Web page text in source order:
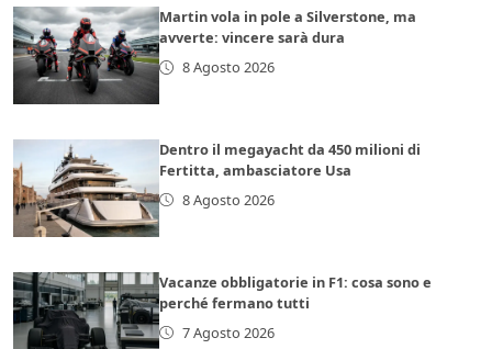
Martin vola in pole a Silverstone, ma
avverte: vincere sarà dura
8 Agosto 2026
Dentro il megayacht da 450 milioni di
Fertitta, ambasciatore Usa
8 Agosto 2026
Vacanze obbligatorie in F1: cosa sono e
perché fermano tutti
7 Agosto 2026